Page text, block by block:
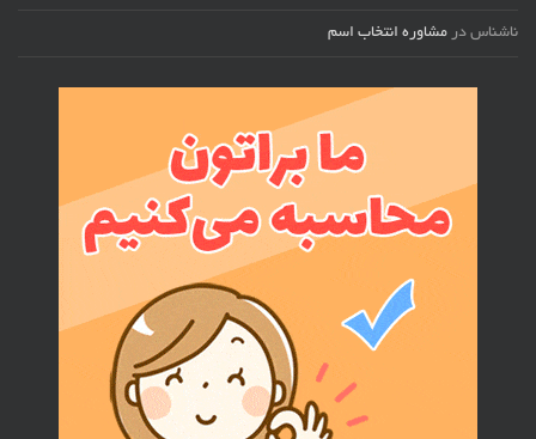
ناشناس در مشاوره انتخاب اسم